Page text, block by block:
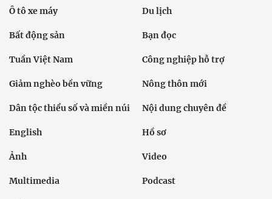
Ô tô xe máy Du lịch
Bất động sản Bạn đọc
Tuần Việt Nam Công nghiệp hỗ trợ
Giảm nghèo bền vững Nông thôn mới
Dân tộc thiểu số và miền núi Nội dung chuyên đề
English Hồ sơ
Ảnh Video
Multimedia Podcast